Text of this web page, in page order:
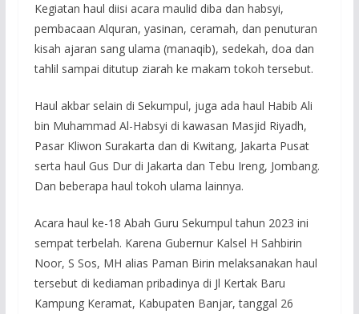
Kegiatan haul diisi acara maulid diba dan habsyi,
pembacaan Alquran, yasinan, ceramah, dan penuturan
kisah ajaran sang ulama (manaqib), sedekah, doa dan
tahlil sampai ditutup ziarah ke makam tokoh tersebut.
Haul akbar selain di Sekumpul, juga ada haul Habib Ali
bin Muhammad Al-Habsyi di kawasan Masjid Riyadh,
Pasar Kliwon Surakarta dan di Kwitang, Jakarta Pusat
serta haul Gus Dur di Jakarta dan Tebu Ireng, Jombang.
Dan beberapa haul tokoh ulama lainnya.
Acara haul ke-18 Abah Guru Sekumpul tahun 2023 ini
sempat terbelah. Karena Gubernur Kalsel H Sahbirin
Noor, S Sos, MH alias Paman Birin melaksanakan haul
tersebut di kediaman pribadinya di Jl Kertak Baru
Kampung Keramat, Kabupaten Banjar, tanggal 26